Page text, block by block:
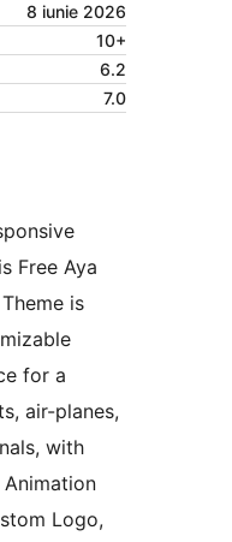
8 iunie 2026
10+
6.2
7.0
Free Aya
is
for a
air-planes,
with
Animation
Logo,